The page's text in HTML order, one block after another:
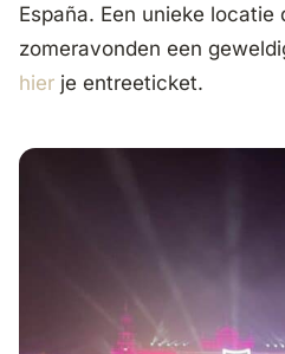
España. Een unieke locatie
zomeravonden een
hier je entreeticket.